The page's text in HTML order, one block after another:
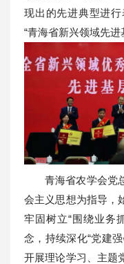
现出的先进典型进
“青海省新兴领域先进
青海省农学会党
会主义思想为指导，
牢固树立“围绕业务
念，持续深化“党建
开展理论学习、主题